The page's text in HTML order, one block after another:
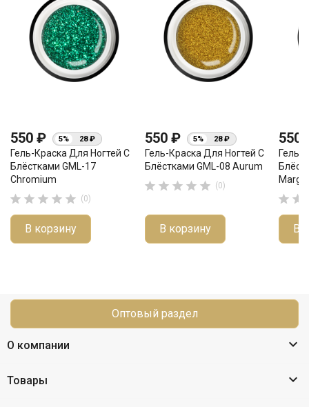
550 ₽ 5% 28 ₽
Гель-Краска Для Ногтей С
Блёстками GML-17
Chromium
     (0)
В корзину
550 ₽ 5% 28 ₽
Гель-Краска Для Ногтей С
Блёстками GML-08 Aurum
     (0)
В корзину
550
Гель-
 
В
Оптовый раздел
О компании 
Товары 